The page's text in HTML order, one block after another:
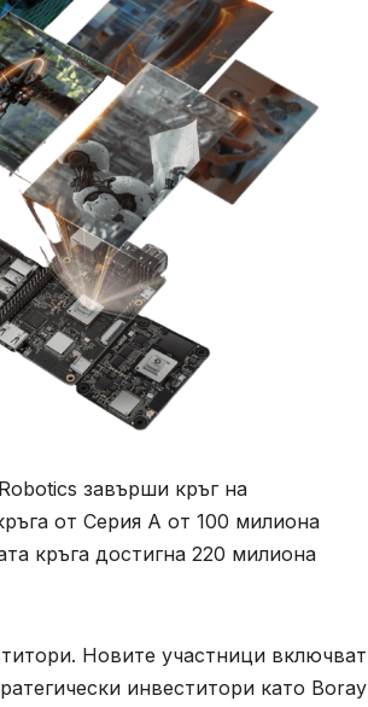
завърши кръг на
от Серия A от 100 милиона
кръга достигна 220 милиона
Новите участници включват
инвеститори като Boray